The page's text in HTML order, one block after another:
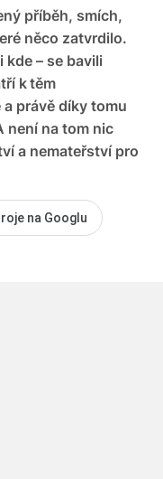
příběh, smích,
něco zatvrdilo.
kde – se bavili
k těm
právě díky tomu
není na tom nic
a nemateřství pro
na Googlu